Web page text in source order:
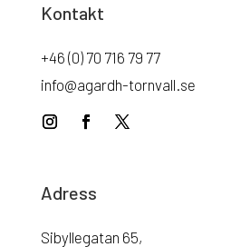
Kontakt
+46 (0) 70 716 79 77
info@agardh-tornvall.se
Adress
Sibyllegatan 65,